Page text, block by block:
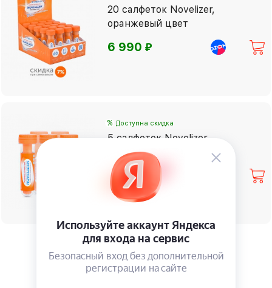
20 салфеток Novelizer,
оранжевый цвет
6 990⃏
% Доступна скидка
5 салфеток Novelizer,
оранжевый цвет
1 875 ⃏